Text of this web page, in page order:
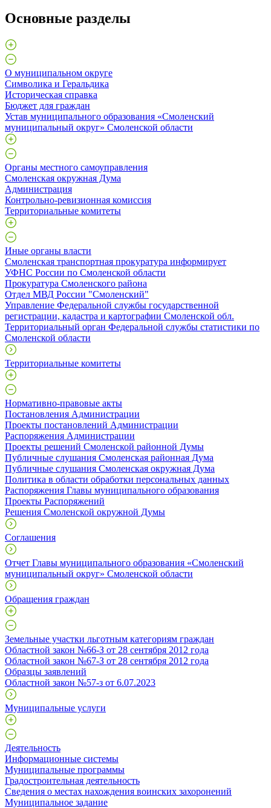
Основные разделы
О муниципальном округе
Символика и Геральдика
Историческая справка
Бюджет для граждан
Устав муниципального образования «Смоленский
муниципальный округ» Смоленской области
Органы местного самоуправления
Смоленская окружная Дума
Администрация
Контрольно-ревизионная комиссия
Территориальные комитеты
Иные органы власти
Смоленская транспортная прокуратура информирует
УФНС России по Смоленской области
Прокуратура Смоленского района
Отдел МВД России "Смоленский"
Управление Федеральной службы государственной
регистрации, кадастра и картографии Смоленской обл.
Территориальный орган Федеральной службы статистики по
Смоленской области
Территориальные комитеты
Нормативно-правовые акты
Постановления Администрации
Проекты постановлений Администрации
Распоряжения Администрации
Проекты решений Смоленской районной Думы
Публичные слушания Смоленская районная Дума
Публичные слушания Смоленская окружная Дума
Политика в области обработки персональных данных
Распоряжения Главы муниципального образования
Проекты Распоряжений
Решения Смоленской окружной Думы
Соглашения
Отчет Главы муниципального образования «Смоленский
муниципальный округ» Смоленской области
Обращения граждан
Земельные участки льготным категориям граждан
Областной закон №66-З от 28 сентября 2012 года
Областной закон №67-З от 28 сентября 2012 года
Образцы заявлений
Областной закон №57-з от 6.07.2023
Муниципальные услуги
Деятельность
Информационные системы
Муниципальные программы
Градостроительная деятельность
Сведения о местах нахождения воинских захоронений
Муниципальное задание